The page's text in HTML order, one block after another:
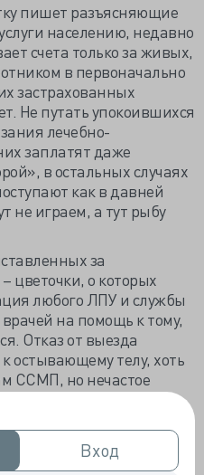
Вход
Вход
пишет разъясняющие
населению, недавно
счета только за живых,
в первоначально
застрахованных
Не путать упокоившихся
лечебно-
заплатят даже
в остальных случаях
как в давней
не играем, а тут рыбу
за
цветочки, о которых
любого ЛПУ и службы
на помощь к тому,
Отказ от выезда
остывающему телу, хоть
ССМП, но нечастое
односторонний отказ
обязательств.
отказаться от
ними в партнёрство